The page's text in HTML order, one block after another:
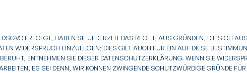
ERFOLGT, HABEN SIE JEDERZEIT DAS RECHT, AUS GRÜNDEN, DIE SICH
WIDERSPRUCH EINZULEGEN; DIES GILT AUCH FÜR EIN AUF DIESE
ENTNEHMEN SIE DIESER DATENSCHUTZERKLÄRUNG. WENN SIE
ES SEI DENN, WIR KÖNNEN ZWINGENDE SCHUTZWÜRDIGE GRÜNDE